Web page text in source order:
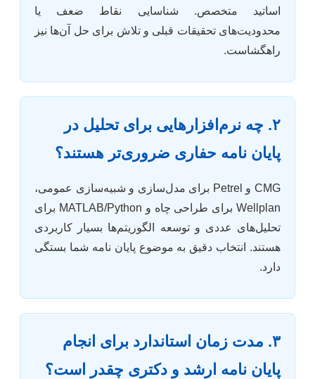
اساتید متخصص. شناسایی نقاط ضعف یا
محدودیت‌های تحقیقات قبلی و تلاش برای حل آن‌ها نیز
راهگشاست.
۲. چه نرم‌افزارهایی برای تحلیل در
پایان نامه حفاری ضروری‌تر هستند؟
CMG و Petrel برای مدل‌سازی و شبیه‌سازی عمومی،
Wellplan برای طراحی چاه و MATLAB/Python برای
تحلیل‌های عددی و توسعه الگوریتم‌ها بسیار کاربردی
هستند. انتخاب دقیق به موضوع پایان نامه شما بستگی
دارد.
۳. مدت زمان استاندارد برای انجام
پایان نامه ارشد و دکتری چقدر است؟